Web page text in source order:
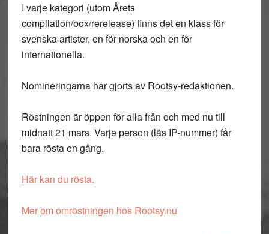
I varje kategori (utom Årets
compilation/box/rerelease) finns det en klass för
svenska artister, en för norska och en för
internationella.
Nomineringarna har gjorts av Rootsy-redaktionen.
Röstningen är öppen för alla från och med nu till
midnatt 21 mars. Varje person (läs IP-nummer) får
bara rösta en gång.
Här kan du rösta.
Mer om omröstningen hos Rootsy.nu